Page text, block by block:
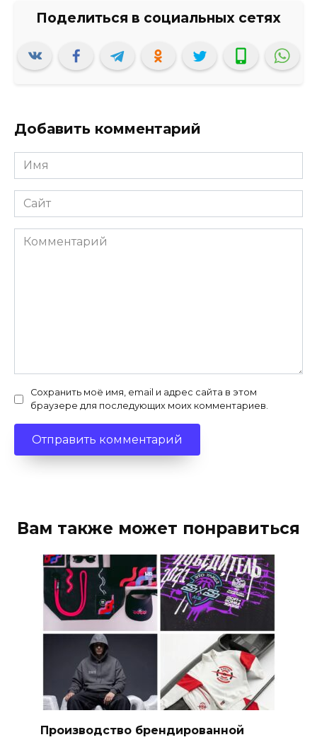
Добавить комментарий
Имя
*
Сайт
Комментарий
Сохранить моё имя, email и адрес сайта в этом
браузере для последующих моих комментариев.
Вам также может понравиться
Производство брендированной